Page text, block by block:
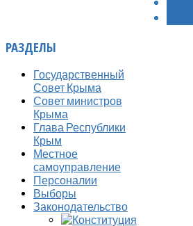
РАЗДЕЛЫ
Государственный
Совет Крыма
Совет министров
Крыма
Глава Республики
Крым
Местное
самоуправление
Персоналии
Выборы
Законодательство